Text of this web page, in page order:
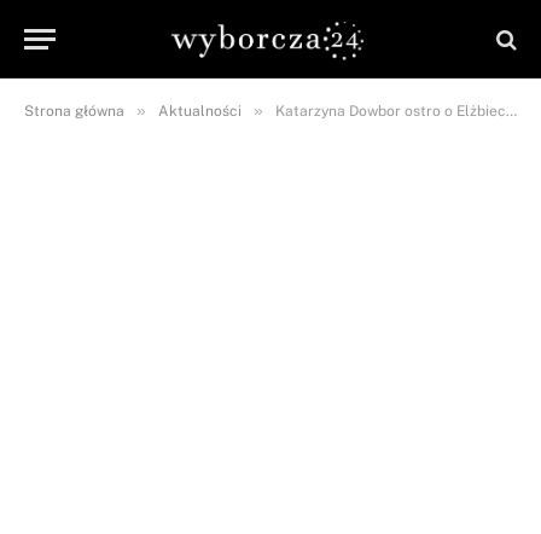
Strona główna » Aktualności » Katarzyna Dowbor ostro o Elżbiecie Romanowskiej! Nie szczędziła jej gorzkich słów…